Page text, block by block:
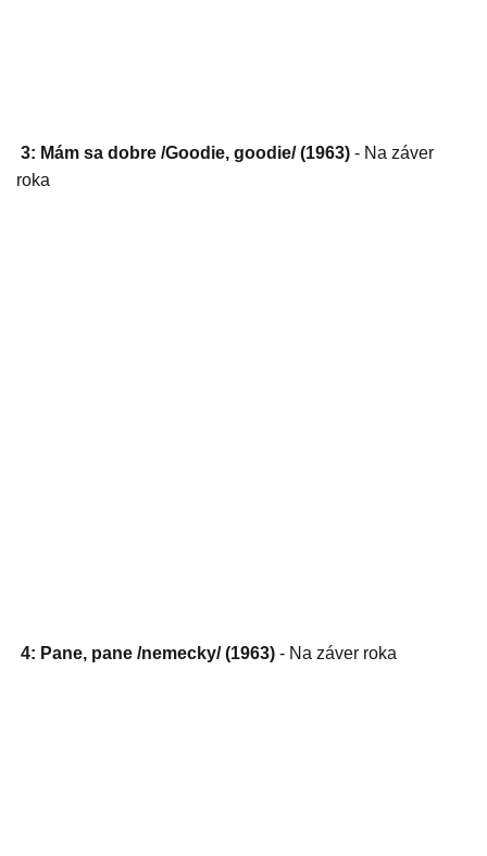
3: Mám sa dobre /Goodie, goodie/ (1963) - Na záver
roka
4: Pane, pane /nemecky/ (1963) - Na záver roka